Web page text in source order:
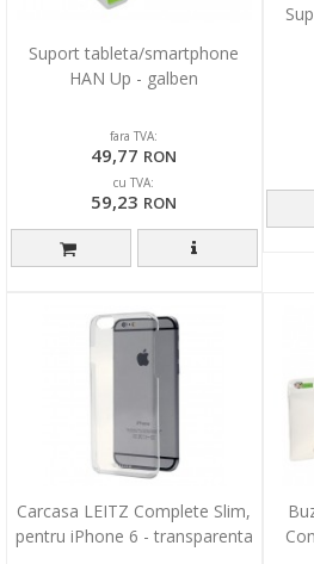
Suport tableta/smartphone
HAN Up - galben
fara TVA:
49,77 RON
cu TVA:
59,23 RON
Carcasa LEITZ Complete Slim,
pentru iPhone 6 - transparenta